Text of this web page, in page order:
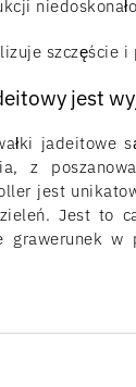
szczęście i
jest
jadeitowe
z
jest
Jest to
grawerunek w